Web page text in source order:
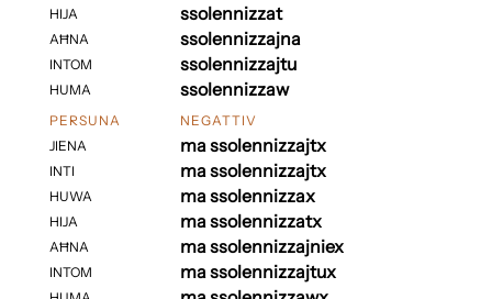
HIJA
AĦNA
INTOM
HUMA
ssolennizzat
ssolennizzajna
ssolennizzajtu
ssolennizzaw
PERSUNA
JIENA
INTI
HUWA
HIJA
AĦNA
INTOM
NEGATTIV
ma ssolennizzajtx
ma ssolennizzajtx
ma ssolennizzax
ma ssolennizzatx
ma ssolennizzajniex
ma ssolennizzajtux